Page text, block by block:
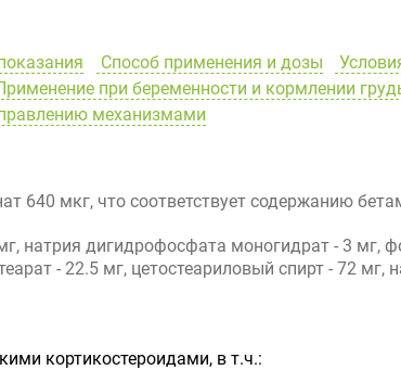
Способ применения и дозы
при беременности и кормлении
механизмами
640 мкг, что соответствует содержанию
натрия дигидрофосфата моногидрат - 3 мг,
- 22.5 мг, цетостеариловый спирт - 72 мг,
кортикостероидами, в т.ч.: